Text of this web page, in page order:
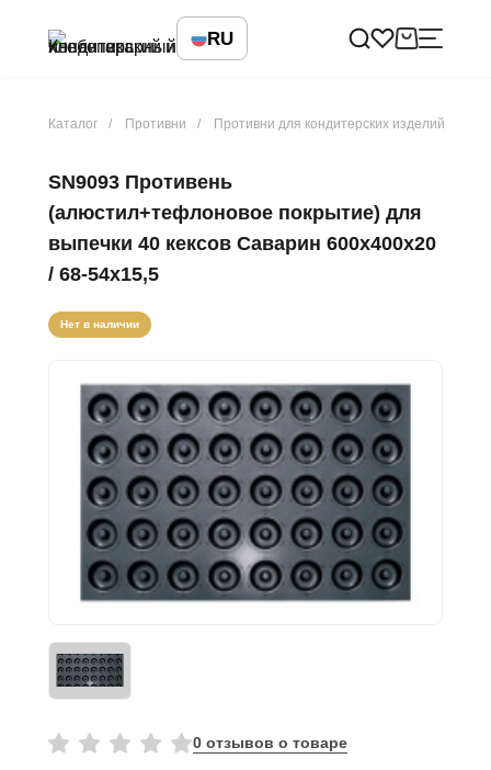
RU
Каталог Противни Противни для кондитерских изделий
SN9093 Противень
(алюстил+тефлоновое покрытие) для
выпечки 40 кексов Саварин 600х400х20
/ 68-54х15,5
Нет в наличии
0 отзывов о товаре